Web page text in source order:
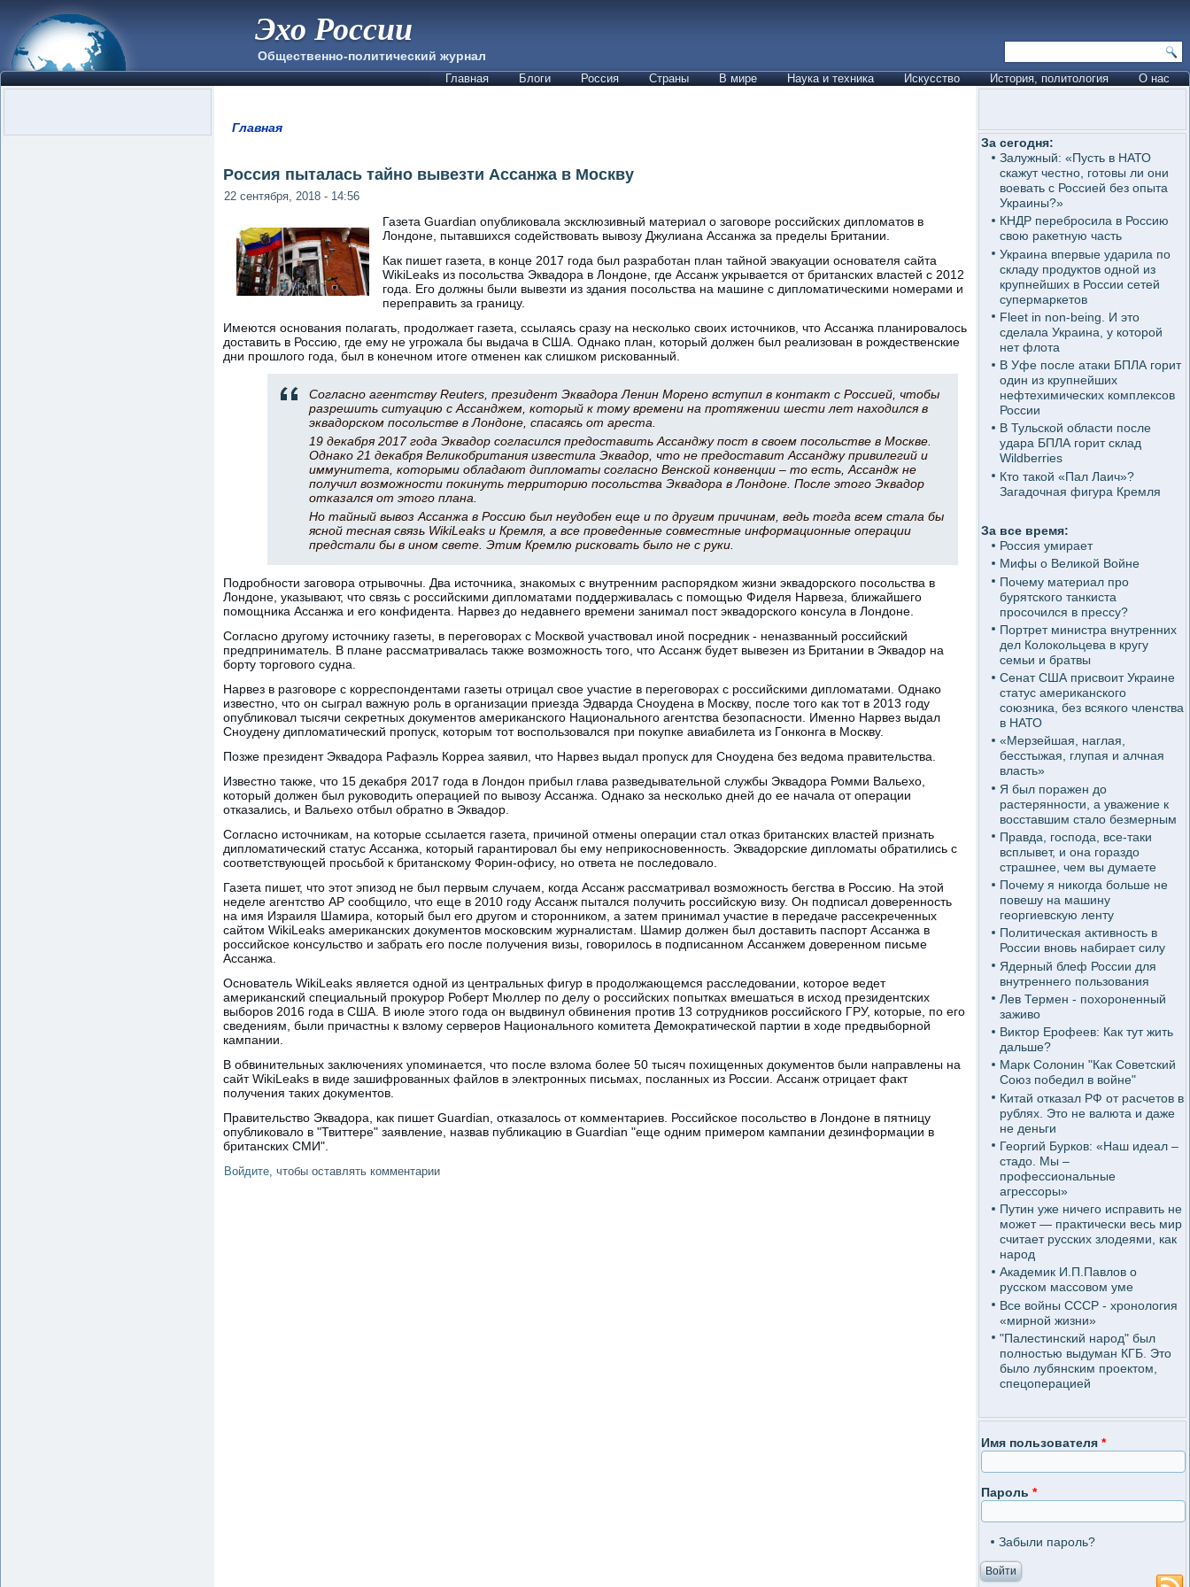
Эхо России
Общественно-политический журнал
Главная Блоги Россия Страны В мире Наука и техника Искусство История, политология О нас
Главная
Россия пыталась тайно вывезти Ассанжа в Москву
22 сентября, 2018 - 14:56
Газета Guardian опубликовала эксклюзивный материал о заговоре российских дипломатов в
Лондоне, пытавшихся содействовать вывозу Джулиана Ассанжа за пределы Британии.
Как пишет газета, в конце 2017 года был разработан план тайной эвакуации основателя сайта
WikiLeaks из посольства Эквадора в Лондоне, где Ассанж укрывается от британских властей с 2012
года. Его должны были вывезти из здания посольства на машине с дипломатическими номерами и
переправить за границу.
Имеются основания полагать, продолжает газета, ссылаясь сразу на несколько своих источников, что Ассанжа планировалось
доставить в Россию, где ему не угрожала бы выдача в США. Однако план, который должен был реализован в рождественские
дни прошлого года, был в конечном итоге отменен как слишком рискованный.
Согласно агентству Reuters, президент Эквадора Ленин Морено вступил в контакт с Россией, чтобы
разрешить ситуацию с Ассанджем, который к тому времени на протяжении шести лет находился в
эквадорском посольстве в Лондоне, спасаясь от ареста.
19 декабря 2017 года Эквадор согласился предоставить Ассанджу пост в своем посольстве в Москве.
Однако 21 декабря Великобритания известила Эквадор, что не предоставит Ассанджу привилегий и
иммунитета, которыми обладают дипломаты согласно Венской конвенции – то есть, Ассандж не
получил возможности покинуть территорию посольства Эквадора в Лондоне. После этого Эквадор
отказался от этого плана.
Но тайный вывоз Ассанжа в Россию был неудобен еще и по другим причинам, ведь тогда всем стала бы
ясной тесная связь WikiLeaks и Кремля, а все проведенные совместные информационные операции
предстали бы в ином свете. Этим Кремлю рисковать было не с руки.
Подробности заговора отрывочны. Два источника, знакомых с внутренним распорядком жизни эквадорского посольства в
Лондоне, указывают, что связь с российскими дипломатами поддерживалась с помощью Фиделя Нарвеза, ближайшего
помощника Ассанжа и его конфидента. Нарвез до недавнего времени занимал пост эквадорского консула в Лондоне.
Согласно другому источнику газеты, в переговорах с Москвой участвовал иной посредник - неназванный российский
предприниматель. В плане рассматривалась также возможность того, что Ассанж будет вывезен из Британии в Эквадор на
борту торгового судна.
Нарвез в разговоре с корреспондентами газеты отрицал свое участие в переговорах с российскими дипломатами. Однако
известно, что он сыграл важную роль в организации приезда Эдварда Сноудена в Москву, после того как тот в 2013 году
опубликовал тысячи секретных документов американского Национального агентства безопасности. Именно Нарвез выдал
Сноудену дипломатический пропуск, которым тот воспользовался при покупке авиабилета из Гонконга в Москву.
Позже президент Эквадора Рафаэль Корреа заявил, что Нарвез выдал пропуск для Сноудена без ведома правительства.
Известно также, что 15 декабря 2017 года в Лондон прибыл глава разведывательной службы Эквадора Ромми Вальехо,
который должен был руководить операцией по вывозу Ассанжа. Однако за несколько дней до ее начала от операции
отказались, и Вальехо отбыл обратно в Эквадор.
Согласно источникам, на которые ссылается газета, причиной отмены операции стал отказ британских властей признать
дипломатический статус Ассанжа, который гарантировал бы ему неприкосновенность. Эквадорские дипломаты обратились с
соответствующей просьбой к британскому Форин-офису, но ответа не последовало.
Газета пишет, что этот эпизод не был первым случаем, когда Ассанж рассматривал возможность бегства в Россию. На этой
неделе агентство AP сообщило, что еще в 2010 году Ассанж пытался получить российскую визу. Он подписал доверенность
на имя Израиля Шамира, который был его другом и сторонником, а затем принимал участие в передаче рассекреченных
сайтом WikiLeaks американских документов московским журналистам. Шамир должен был доставить паспорт Ассанжа в
российское консульство и забрать его после получения визы, говорилось в подписанном Ассанжем доверенном письме
Ассанжа.
Основатель WikiLeaks является одной из центральных фигур в продолжающемся расследовании, которое ведет
американский специальный прокурор Роберт Мюллер по делу о российских попытках вмешаться в исход президентских
выборов 2016 года в США. В июле этого года он выдвинул обвинения против 13 сотрудников российского ГРУ, которые, по его
сведениям, были причастны к взлому серверов Национального комитета Демократической партии в ходе предвыборной
кампании.
В обвинительных заключениях упоминается, что после взлома более 50 тысяч похищенных документов были направлены на
сайт WikiLeaks в виде зашифрованных файлов в электронных письмах, посланных из России. Ассанж отрицает факт
получения таких документов.
Правительство Эквадора, как пишет Guardian, отказалось от комментариев. Российское посольство в Лондоне в пятницу
опубликовало в "Твиттере" заявление, назвав публикацию в Guardian "еще одним примером кампании дезинформации в
британских СМИ".
Войдите , чтобы оставлять комментарии
За сегодня:
Залужный: «Пусть в НАТО
скажут честно, готовы ли они
воевать с Россией без опыта
Украины?»
КНДР перебросила в Россию
свою ракетную часть
Украина впервые ударила по
складу продуктов одной из
крупнейших в России сетей
супермаркетов
Fleet in non-being. И это
сделала Украина, у которой
нет флота
В Уфе после атаки БПЛА горит
один из крупнейших
нефтехимических комплексов
России
В Тульской области после
удара БПЛА горит склад
Wildberries
Кто такой «Пал Лаич»?
Загадочная фигура Кремля
За все время:
Россия умирает
Мифы о Великой Войне
Почему материал про
бурятского танкиста
просочился в прессу?
Портрет министра внутренних
дел Колокольцева в кругу
семьи и братвы
Сенат США присвоит Украине
статус американского
союзника, без всякого членства
в НАТО
«Мерзейшая, наглая,
бесстыжая, глупая и алчная
власть»
Я был поражен до
растерянности, а уважение к
восставшим стало безмерным
Правда, господа, все-таки
всплывет, и она гораздо
страшнее, чем вы думаете
Почему я никогда больше не
повешу на машину
георгиевскую ленту
Политическая активность в
России вновь набирает силу
Ядерный блеф России для
внутреннего пользования
Лев Термен - похороненный
заживо
Виктор Ерофеев: Как тут жить
дальше?
Марк Солонин "Как Советский
Союз победил в войне"
Китай отказал РФ от расчетов в
рублях. Это не валюта и даже
не деньги
Георгий Бурков: «Наш идеал –
стадо. Мы –
профессиональные
агрессоры»
Путин уже ничего исправить не
может — практически весь мир
считает русских злодеями, как
народ
Академик И.П.Павлов о
русском массовом уме
Все войны СССР - хронология
«мирной жизни»
"Палестинский народ" был
полностью выдуман КГБ. Это
было лубянским проектом,
спецоперацией
Имя пользователя *
Пароль *
Забыли пароль?